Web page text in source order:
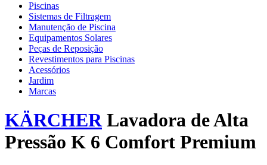
Piscinas
Sistemas de Filtragem
Manutenção de Piscina
Equipamentos Solares
Peças de Reposição
Revestimentos para Piscinas
Acessórios
Jardim
Marcas
KÄRCHERLavadora de Alta
Pressão K 6 Comfort Premium